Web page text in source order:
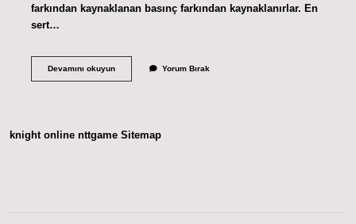
farkından kaynaklanan basınç farkından kaynaklanırlar. En
sert…
Devamını okuyunKaradan
Yorum Bırak
knight online nttgame Sitemap